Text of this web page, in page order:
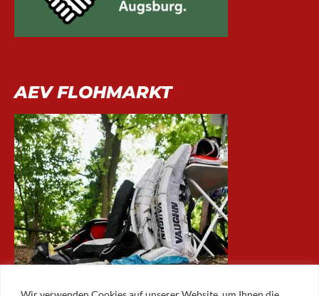
AEV FLOHMARKT